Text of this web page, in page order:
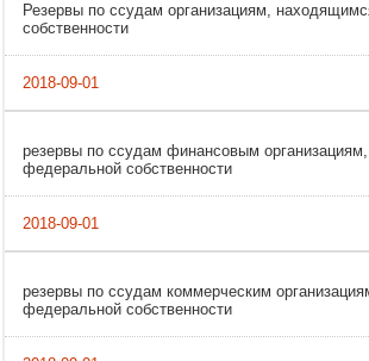
Резервы по ссудам организациям,
собственности
резервы по ссудам финансовым
федеральной собственности
резервы по ссудам коммерческим
федеральной собственности